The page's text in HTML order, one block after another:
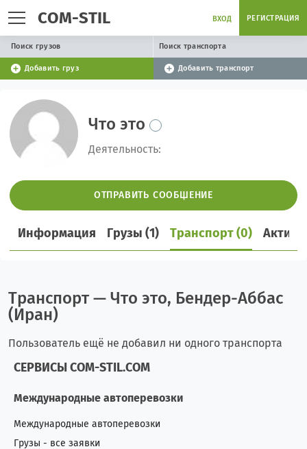
COM-STIL ВХОД РЕГИСТРАЦИЯ
Поиск грузов Поиск транспорта
Добавить груз Добавить транспорт
Что это
Деятельность:
ОТПРАВИТЬ СООБЩЕНИЕ
Информация Грузы (1) Транспорт (0)
Транспорт — Что это, Бендер-Аббас
(Иран)
Пользователь ещё не добавил ни одного транспорта
СЕРВИСЫ COM-STIL.COM
Международные автоперевозки
Международные автоперевозки
Грузы - все заявки